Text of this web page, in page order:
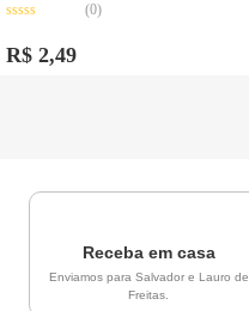
0
de
(0)
R$ 2,49
Receba em casa
Enviamos para Salvador e Lauro de
Freitas.